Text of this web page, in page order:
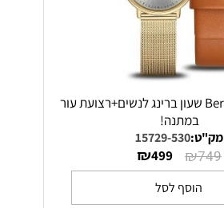
Bering 15729-530 שעון ברינג לנשים+רצועת עור
במתנה!
מק"ט:15729-530
₪749
₪499
הוסף לסל